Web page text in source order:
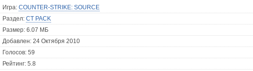
Игра: COUNTER-STRIKE: SOURCE
Раздел: CT PACK
Размер: 6.07 МБ
Добавлен: 24 Октября 2010
Голосов: 59
Рейтинг: 5.8